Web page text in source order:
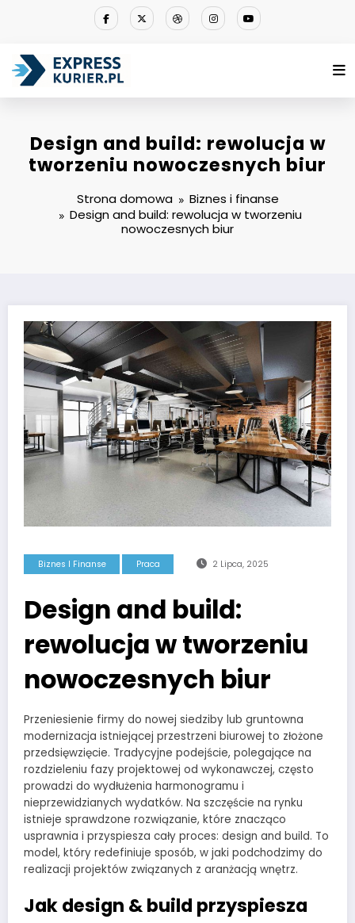
Design and build: rewolucja w
tworzeniu nowoczesnych biur
Strona domowa
Biznes i finanse
Design and build: rewolucja w tworzeniu
nowoczesnych biur
Biznes I Finanse Praca 2 Lipca, 2025
Design and build:
rewolucja w tworzeniu
nowoczesnych biur
Przeniesienie firmy do nowej siedziby lub gruntowna
modernizacja istniejącej przestrzeni biurowej to złożone
przedsięwzięcie. Tradycyjne podejście, polegające na
rozdzieleniu fazy projektowej od wykonawczej, często
prowadzi do wydłużenia harmonogramu i
nieprzewidzianych wydatków. Na szczęście na rynku
istnieje sprawdzone rozwiązanie, które znacząco
usprawnia i przyspiesza cały proces: design and build. To
model, który redefiniuje sposób, w jaki podchodzimy do
realizacji projektów związanych z aranżacją wnętrz.
Jak design & build przyspiesza